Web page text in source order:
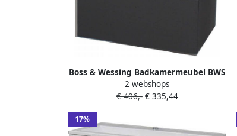
Boss & Wessing Badkamermeubel BWS
Pepper Acryl Wastafel Zonder
Kraangat 60x55x46 cm Antraciet
2 webshops
€ 406,-€ 335,44
17%